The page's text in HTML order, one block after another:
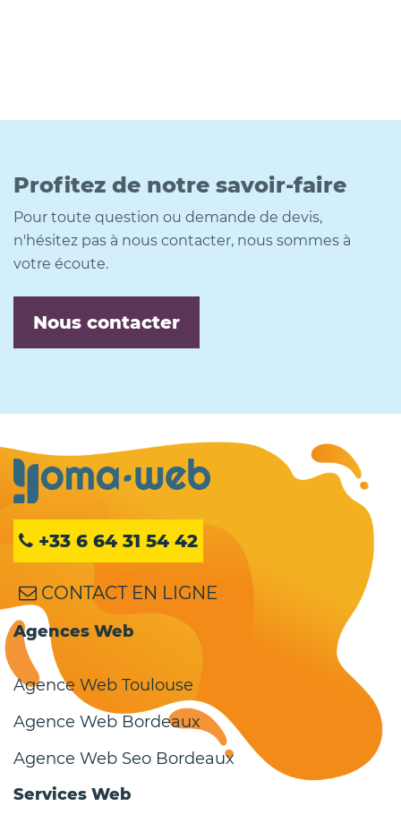
Profitez de notre savoir-faire
Pour toute question ou demande de devis,
n'hésitez pas à nous contacter, nous sommes à
votre écoute.
Nous contacter
+33 6 64 31 54 42
CONTACT EN LIGNE
Agences Web
Agence Web Toulouse
Agence Web Bordeaux
Agence Web Seo Bordeaux
Services Web